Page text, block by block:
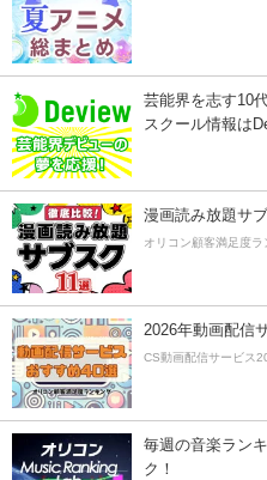
芸能界を志す10
スクール情報は
漫画読み放題サ
オリコン顧客満足度ラ
2026年動画配信
CS動画配信サービス
毎週の音楽ラン
ク！